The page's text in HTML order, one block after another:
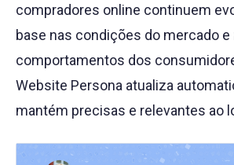
compradores online continuem
base nas condições do mercado
comportamentos dos
Website Persona atualiza
mantém precisas e relevantes ao